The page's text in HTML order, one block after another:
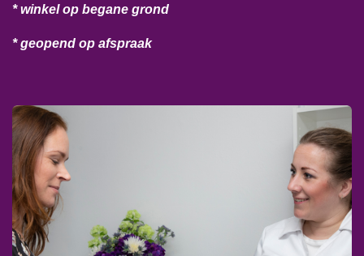
* winkel op begane grond
* geopend op afspraak